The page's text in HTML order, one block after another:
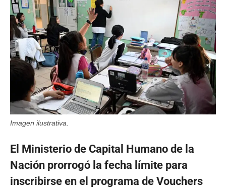
Imagen ilustrativa.
El Ministerio de Capital Humano de la
Nación prorrogó la fecha límite para
inscribirse en el programa de Vouchers